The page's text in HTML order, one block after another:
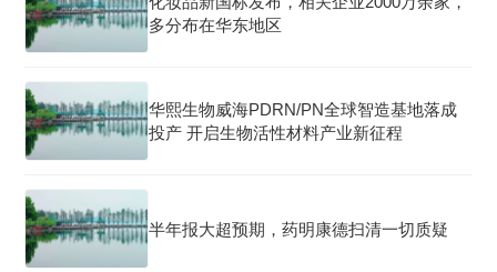
多分布在华东地区
华熙生物威海PDRN/PN全球智造基地落成
投产 开启生物活性材料产业新征程
半年报大超预期，药明康德扫清一切质疑